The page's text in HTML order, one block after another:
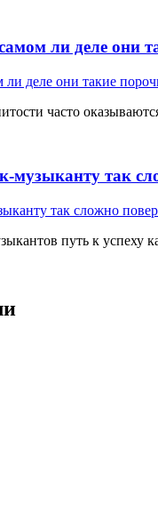
ли деле они
часто
так
путь к успеху